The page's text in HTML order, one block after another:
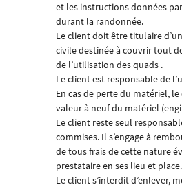
et les instructions données
durant la randonnée.
Le client doit être titulaire
civile destinée à couvrir tout
de l’utilisation des quads .
Le client est responsable de
En cas de perte du matériel,
valeur à neuf du matériel
Le client reste seul
commises. Il s’engage à
de tous frais de cette nature
prestataire en ses lieu et place.
Le client s’interdit d’enlever,